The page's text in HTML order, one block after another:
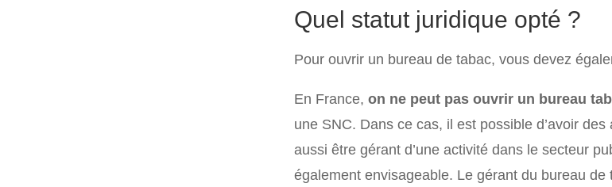
Quel statut juridique opté ?
Pour ouvrir un bureau de tabac, vous devez
En France,on ne peut pas ouvrir un bureau
une SNC. Dans ce cas, il est possible d’avoir
aussi être gérant d’une activité dans le secteur
également envisageable. Le gérant du bureau